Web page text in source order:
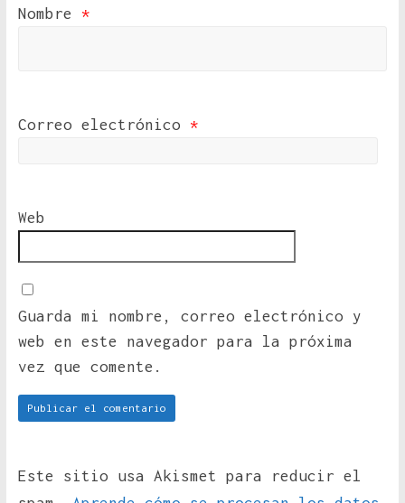
Nombre *
Correo electrónico *
Web
Guarda mi nombre, correo electrónico y
web en este navegador para la próxima
vez que comente.
Este sitio usa Akismet para reducir el